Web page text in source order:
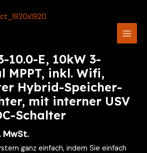
10.0-E, 10kW 3-
MPPT, inkl. Wifi,
Hybrid-Speicher-
mit interner USV
Schalter
MwSt.
ganz einfach, indem Sie einfach